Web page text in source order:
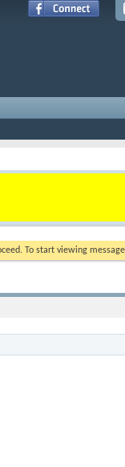
To start viewing